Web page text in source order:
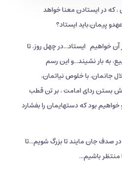
که در ایستادن معنا خواهد
پیمان،باید ایستاد؟
آن خواهیم ایستاد...در چهل روز، تا
به بار نشیند...و این رسم
جانمان، با خلوص نیاتمان،
بستن ردای امامت ، بر تن قطب
خواهیم بود که دستهایمان را بفشارد
صدف جان مایند تا بزرگ شویم...تا
منتظر باشیم...